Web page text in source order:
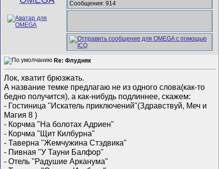
Сообщения: 914
Re: Флудняк
Лок, хватит брюзжать.
А название темке предлагаю не из одного слова(как-то
бедно получится), а как-нибудь подлиннее, скажем:
- Гостиница "Искатель приключений"(Здравствуй, Меч и
Магия 8)
- Корчма "На болотах Адриен"
- Корчма "Щит Килбурна"
- Таверна "Жемчужина Стэдвика"
- Пивная "У Тауни Балфор"
- Отель "Радушие Арканума"